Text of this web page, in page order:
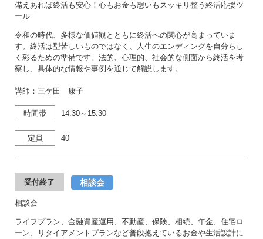
備えあれば終活も安心！心もお金も想いもスッキリ整う終活応援ツ
ール
令和の時代、多様な価値観とともに終活への関心が高まっていま
す。終活は型苦しいものではなく、人生のエンディングを自分らし
く彩るための準備です。法的、心理的、社会的な側面から終活を考
察し、具体的な情報や事例を通じて解説します。
講師：三ケ田 康子
時間帯 14:30～15:30
定員 40
受付終了 相談会
相談会
ライフプラン、金融資産運用、不動産、保険、相続、年金、住宅ロ
ーン、リタイアメントプランなど普段抱えているお金や生活設計に